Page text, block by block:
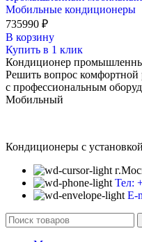
Мобильные кондиционеры
735990 ₽
В корзину
Купить в 1 клик
Кондиционер
Решить вопрос комфортной
с профессиональным
Мобильный
Кондиционеры с
Тел:
E-